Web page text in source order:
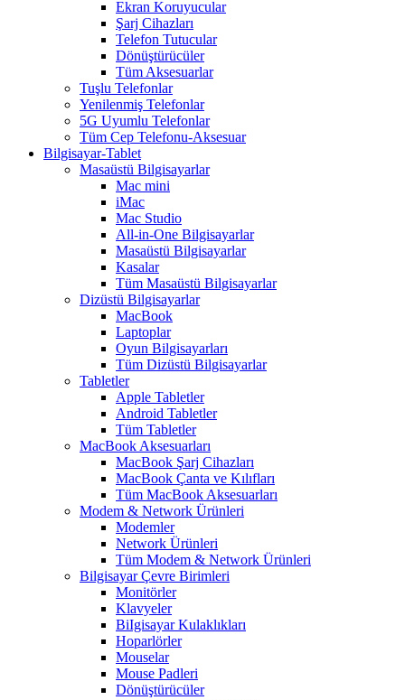
Ekran Koruyucular
Şarj Cihazları
Telefon Tutucular
Dönüştürücüler
Tüm Aksesuarlar
Tuşlu Telefonlar
Yenilenmiş Telefonlar
5G Uyumlu Telefonlar
Tüm Cep Telefonu-Aksesuar
Bilgisayar-Tablet
Masaüstü Bilgisayarlar
Mac mini
iMac
Mac Studio
All-in-One Bilgisayarlar
Masaüstü Bilgisayarlar
Kasalar
Tüm Masaüstü Bilgisayarlar
Dizüstü Bilgisayarlar
MacBook
Laptoplar
Oyun Bilgisayarları
Tüm Dizüstü Bilgisayarlar
Tabletler
Apple Tabletler
Android Tabletler
Tüm Tabletler
MacBook Aksesuarları
MacBook Şarj Cihazları
MacBook Çanta ve Kılıfları
Tüm MacBook Aksesuarları
Modem & Network Ürünleri
Modemler
Network Ürünleri
Tüm Modem & Network Ürünleri
Bilgisayar Çevre Birimleri
Monitörler
Klavyeler
BiIgisayar Kulaklıkları
Hoparlörler
Mouselar
Mouse Padleri
Dönüştürücüler